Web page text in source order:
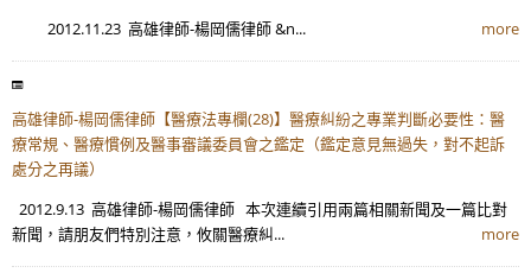
2012.11.23 高雄律師-楊岡儒律師 &n...
more
高雄律師-楊岡儒律師【醫療法專欄(28)】醫療糾紛之專業判斷必要性：醫
療常規、醫療慣例及醫事審議委員會之鑑定（鑑定意見無過失，對不起訴
處分之再議）
2012.9.13 高雄律師-楊岡儒律師 本次連續引用兩篇相關新聞及一篇比對
新聞，請朋友們特別注意，攸關醫療糾...
more